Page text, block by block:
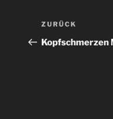
Vorheriger
Beitrag
ZURÜCK
Kopfschmerzen